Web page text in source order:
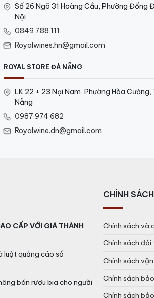
Số 26 Ngõ 31 Hoàng Cầu, Phường Đống
Nội
0849 788 111
Royalwines.hn@gmail.com
ROYAL STORE ĐÀ NẴNG
LK 22 + 23 Nại Nam, Phường Hòa Cường,
Nẵng
0987 974 682
Royalwine.dn@gmail.com
CẤP VỚI GIÁ THÀNH
luật quảng cáo số
bán rượu bia cho người
CHÍNH SÁCH
Chính sách và
Chính sách
Chính sách
Chính sách
Chính sách